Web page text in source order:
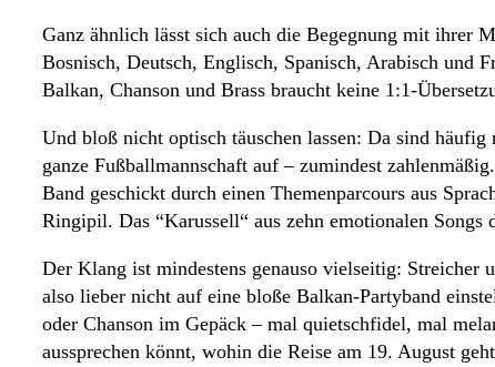
Ganz ähnlich lässt sich auch die Begegnung mit ihrer
Bosnisch, Deutsch, Englisch, Spanisch, Arabisch und
Balkan, Chanson und Brass braucht keine 1:1-
Und bloß nicht optisch täuschen lassen: Da sind
ganze Fußballmannschaft auf – zumindest
Band geschickt durch einen Themenparcours aus
Ringipil. Das “Karussell“ aus zehn emotionalen
Der Klang ist mindestens genauso vielseitig: Streicher
also lieber nicht auf eine bloße Balkan-Partyband
oder Chanson im Gepäck – mal quietschfidel, mal
aussprechen könnt, wohin die Reise am 19. August